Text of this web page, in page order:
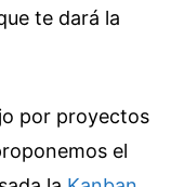
te dará la
por proyectos
el